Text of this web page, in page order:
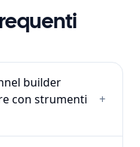
builder
con strumenti
+